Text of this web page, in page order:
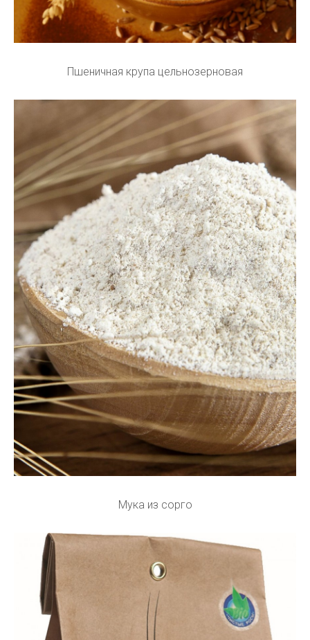
Пшеничная крупа цельнозерновая
Мука из сорго